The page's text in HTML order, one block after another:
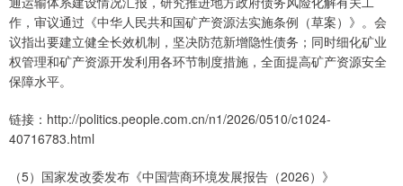
作，审议通过《中华人民共和国矿产资源法实施条例（草案）》。会
议指出要建立健全长效机制，坚决防范新增隐性债务；同时细化矿业
权管理和矿产资源开发利用各环节制度措施，全面提高矿产资源安全
保障水平。
链接：http://politics.people.com.cn/n1/2026/0510/c1024-
40716783.html
（5）国家发改委发布《中国营商环境发展报告（2026）》